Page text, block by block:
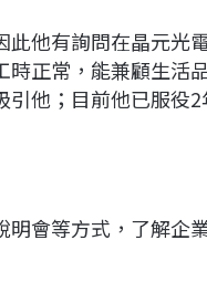
他有詢問在晶元光
正常，能兼顧生活
他；目前他已服役
會等方式，了解企